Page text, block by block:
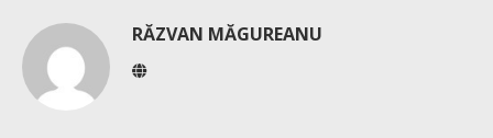
RĂZVAN MĂGUREANU